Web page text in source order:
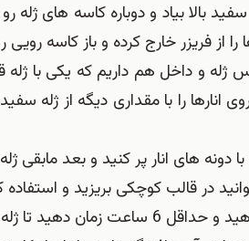
سفید بالا بیاد و دوباره کاسه های
ژله و داخل هم داریم که یکی با
انارها را با مقداری دیگه از ژله
دونه های انار پر کنید و بعد مابقی
در قالب کوچکی بریزید و استفاده
کاملا بسته و آماده برش شود.